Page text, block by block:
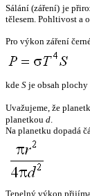
Sálání (záření) je
tělesem. Pohltivost a
Pro výkon záření
kde S je obsah
Uvažujeme, že
planetkou d.
Na planetku dopadá
Tepelný výkon